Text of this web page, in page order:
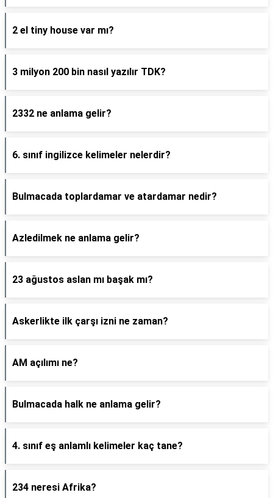
2 el tiny house var mı?
3 milyon 200 bin nasıl yazılır TDK?
2332 ne anlama gelir?
6. sınıf ingilizce kelimeler nelerdir?
Bulmacada toplardamar ve atardamar nedir?
Azledilmek ne anlama gelir?
23 ağustos aslan mı başak mı?
Askerlikte ilk çarşı izni ne zaman?
AM açılımı ne?
Bulmacada halk ne anlama gelir?
4. sınıf eş anlamlı kelimeler kaç tane?
234 neresi Afrika?